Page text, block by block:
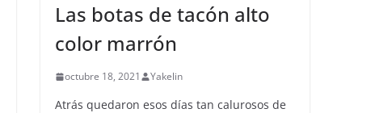
Las botas de tacón alto
color marrón
octubre 18, 2021 Yakelin
Atrás quedaron esos días tan calurosos de